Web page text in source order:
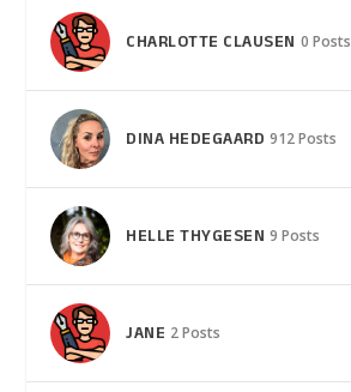
CHARLOTTE CLAUSEN 0 Posts
DINA HEDEGAARD 912 Posts
HELLE THYGESEN 9 Posts
JANE 2 Posts